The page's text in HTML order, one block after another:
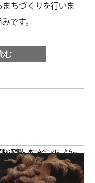
ちづくりを行いま
です。
む
市の広報誌、ホームページに「きらこ」
されました！